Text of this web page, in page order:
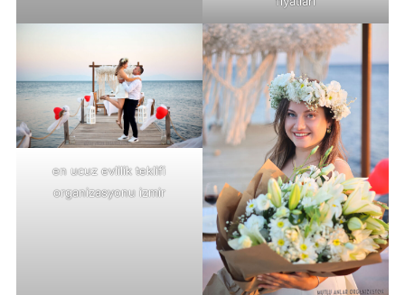
en ucuz evlilik teklifi
organizasyonu izmir